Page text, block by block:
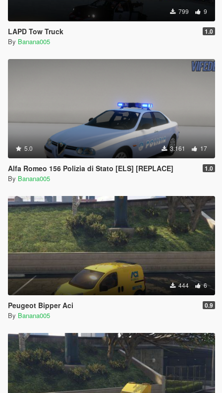
799 9
LAPD Tow Truck 1.0
By Banana005
5.0 3.161 17
Alfa Romeo 156 Polizia di Stato [ELS] [REPLACE] 1.0
By Banana005
444 6
Peugeot Bipper Aci 0.9
By Banana005